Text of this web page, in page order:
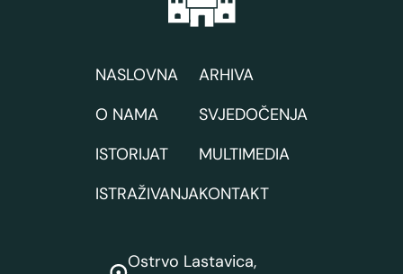
NASLOVNA
O NAMA
ISTORIJAT
ISTRAŽIVANJA
ARHIVA
SVJEDOČENJA
MULTIMEDIA
KONTAKT
Ostrvo Lastavica,